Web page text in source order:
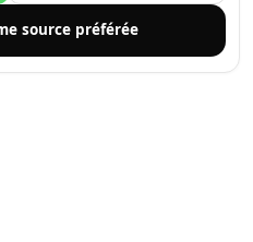
source préférée